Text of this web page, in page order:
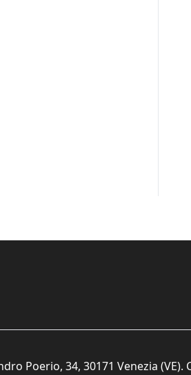
Poerio, 34, 30171 Venezia (VE).